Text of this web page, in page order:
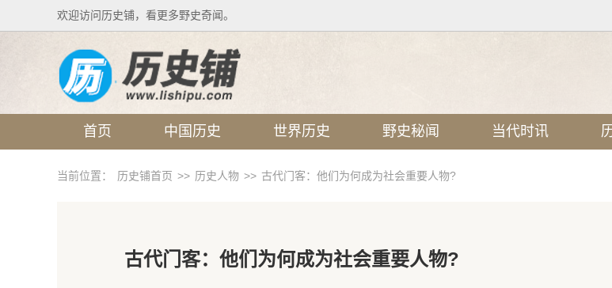
欢迎访问历史铺，看更多野史奇闻。
首页 中国历史 世界历史 野史秘闻 当代时讯
当前位置： 历史铺首页 >> 历史人物 >> 古代门客：他们为何成为社会重要人物?
古代门客：他们为何成为社会重要人物?